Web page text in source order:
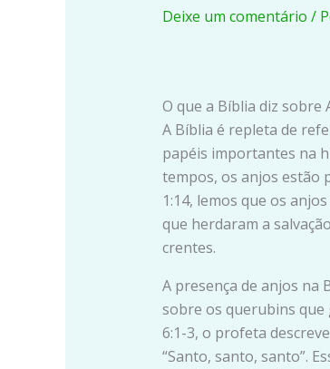
Deixe um comentário /
O que a Bíblia diz sobre
A Bíblia é repleta de
papéis importantes na
tempos, os anjos estão
1:14, lemos que os
que herdaram a
crentes.
A presença de anjos na
sobre os querubins que
6:1-3, o profeta
“Santo, santo, santo”.